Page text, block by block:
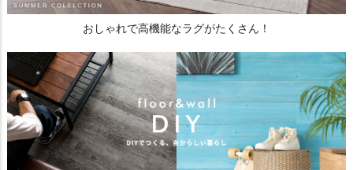
おしゃれで高機能なラグがたくさん！